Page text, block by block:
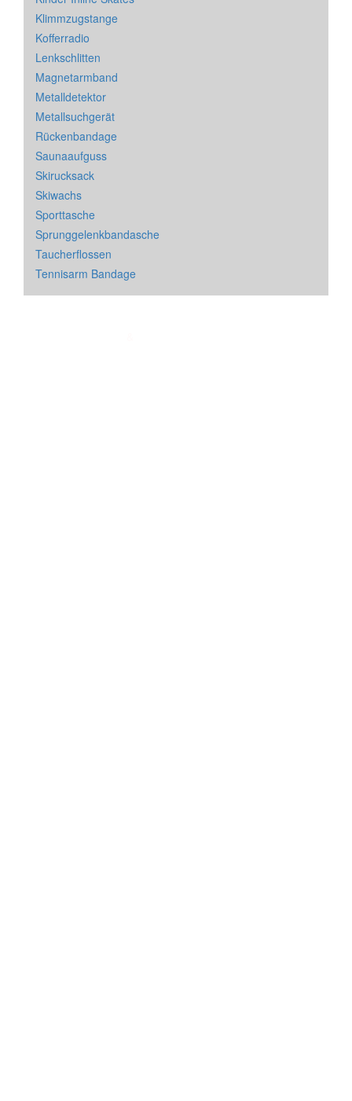
Klimmzugstange
Kofferradio
Lenkschlitten
Magnetarmband
Metalldetektor
Metallsuchgerät
Rückenbandage
Saunaaufguss
Skirucksack
Skiwachs
Sporttasche
Sprunggelenkbandasche
Taucherflossen
Tennisarm Bandage